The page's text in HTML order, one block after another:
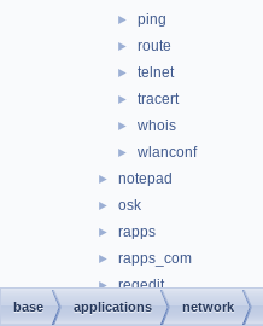
► ping
► route
► telnet
► tracert
► whois
► wlanconf
► notepad
► osk
► rapps
► rapps_com
► regedit
► regedt32
base applications network